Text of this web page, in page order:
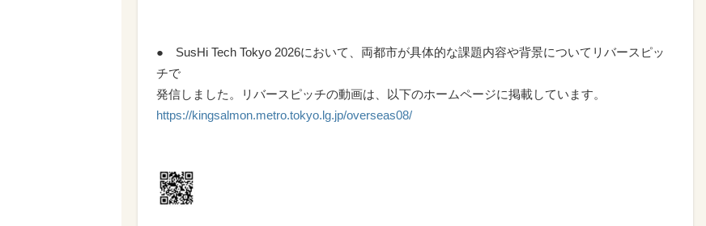
● SusHi Tech Tokyo 2026において、両都市が具体的な課題内容や背景についてリバースピッ
チで
発信しました。リバースピッチの動画は、以下のホームページに掲載しています。
https://kingsalmon.metro.tokyo.lg.jp/overseas08/